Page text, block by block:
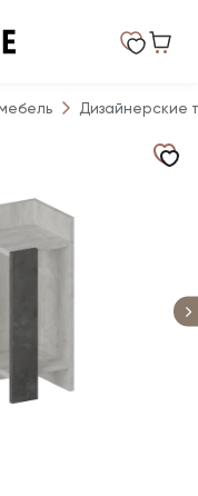
Дизайнерские